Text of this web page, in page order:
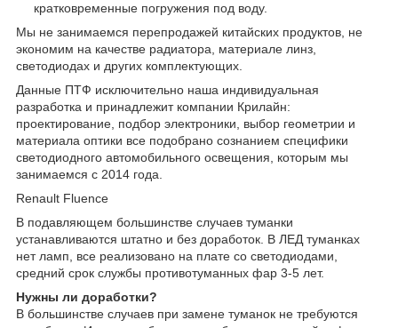
кратковременные погружения под воду.
Мы не занимаемся перепродажей китайских продуктов, не
экономим на качестве радиатора, материале линз,
светодиодах и других комплектующих.
Данные ПТФ исключительно наша индивидуальная
разработка и принадлежит компании Крилайн:
проектирование, подбор электроники, выбор геометрии и
материала оптики все подобрано сознанием специфики
светодиодного автомобильного освещения, которым мы
занимаемся с 2014 года.
Renault Fluence
В подавляющем большинстве случаев туманки
устанавливаются штатно и без доработок. В ЛЕД туманках
нет ламп, все реализовано на плате со светодиодами,
средний срок службы противотуманных фар 3-5 лет.
Нужны ли доработки?
В большинстве случаев при замене туманок не требуются